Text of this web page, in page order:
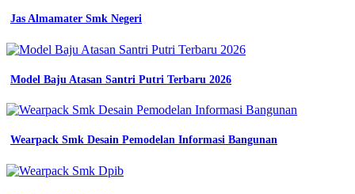
kemeja
contoh
printing
umkm
guru
jual
desain
wearpack
smk
Jas Almamater Smk Negeri
Model Baju Atasan Santri Putri Terbaru 2026
Wearpack Smk Desain Pemodelan Informasi Bangunan